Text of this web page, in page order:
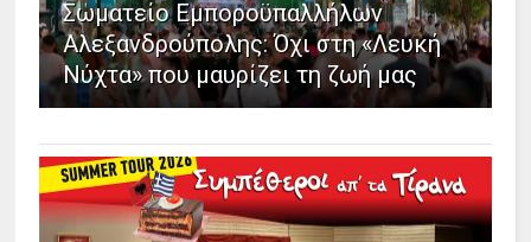
Σωματείο Εμποροϋπαλλήλων
Αλεξανδρούπολης: Όχι στη «Λευκή
Νύχτα» που μαυρίζει τη ζωή μας